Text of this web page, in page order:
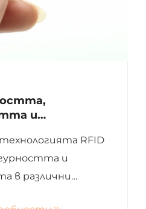
и
RFID
и
в различни